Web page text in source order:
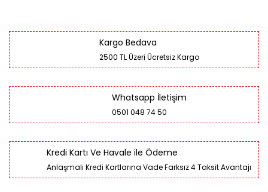
Kargo Bedava
2500 TL Üzeri Ücretsiz Kargo
Whatsapp İletişim
0501 048 74 50
Kredi Kartı Ve Havale ile Ödeme
Anlaşmalı Kredi Kartlarına Vade Farksız 4 Taksit Avantajı